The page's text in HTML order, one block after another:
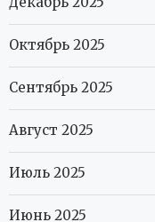
Октябрь 2025
Сентябрь 2025
Август 2025
Июль 2025
Июнь 2025